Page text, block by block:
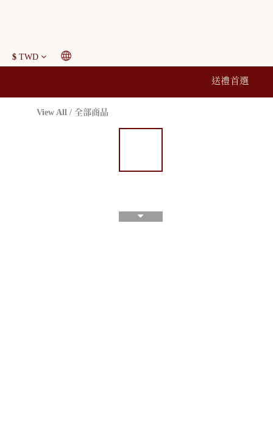
$ TWD
送禮首選
View All / 全部商品